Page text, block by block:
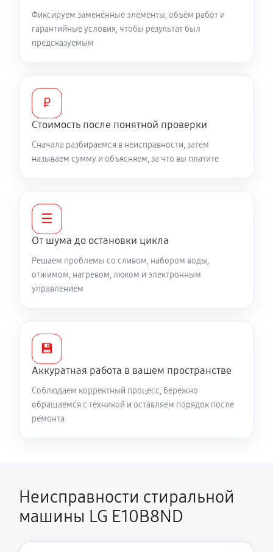
Замена мотора вентилятора сушки
1040 руб
Замена нижнего противовеса
2240 руб 60 минут
Замена опоры бака стиральной машины LG
E10B8ND
1820 руб 60 минут
Ремонт аквастопа стиральной машины LG E10B8ND
Замена селектора программ
Замена шторок барабана
1140 руб 60 минут
Замена заливного клапана
810 руб 60 минут
Фиксируем заменённые элементы, объём работ и
гарантийные условия, чтобы результат был
предсказуемым
₽
Стоимость после понятной проверки
Сначала разбираемся в неисправности, затем
называем сумму и объясняем, за что вы платите
☰
От шума до остановки цикла
Решаем проблемы со сливом, набором воды,
отжимом, нагревом, люком и электронным
управлением
💾
Аккуратная работа в вашем пространстве
Соблюдаем корректный процесс, бережно
обращаемся с техникой и оставляем порядок после
ремонта
Неисправности стиральной
машины LG E10B8ND